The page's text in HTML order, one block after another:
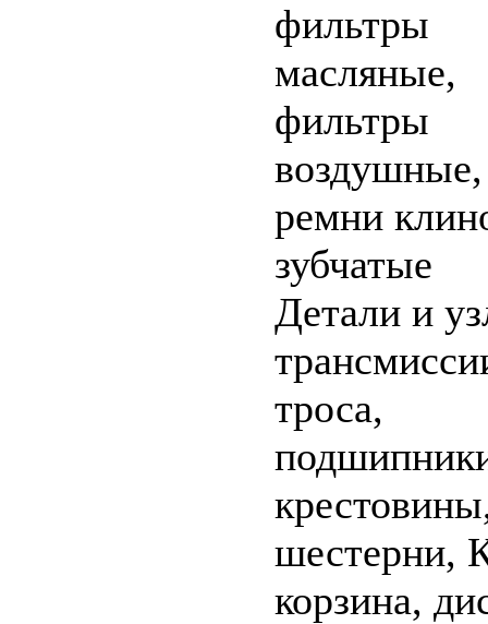
фильтры
масляные,
фильтры
воздушные,
ремни
зубчатые
Детали и
троса,
шестерни,
корзина,